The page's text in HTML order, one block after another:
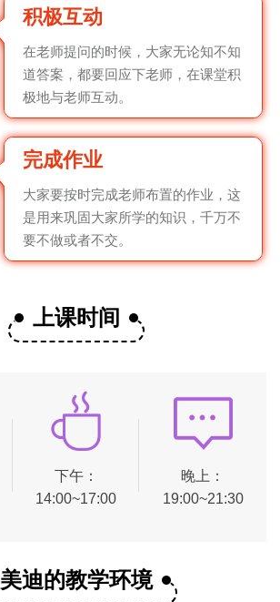
积极互动
在老师提问的时候，大家无论知不知
道答案，都要回应下老师，在课堂积
极地与老师互动。
完成作业
大家要按时完成老师布置的作业，这
是用来巩固大家所学的知识，千万不
要不做或者不交。
上课时间
下午：
14:00~17:00
晚上：
19:00~21:30
美迪的教学环境